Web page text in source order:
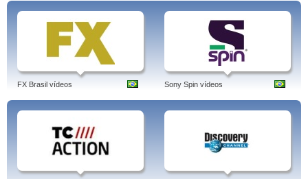
FX Brasil vídeos Sony Spin vídeos